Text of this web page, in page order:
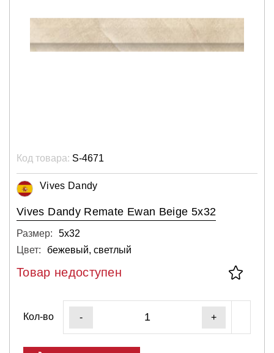
Код товара: S-4671
Vives Dandy
Vives Dandy Remate Ewan Beige 5x32
Размер:
5х32
Цвет:
бежевый, светлый
Товар недоступен
Кол-во - +